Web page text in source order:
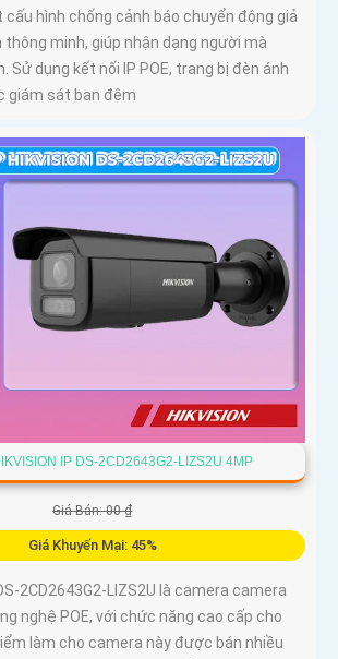
cấu hình chống cảnh báo chuyển động giả
minh, giúp nhận dạng người mà
Sử dụng kết nối IP POE, trang bị đèn ánh
giám sát ban đêm
IP DS-2CD2643G2-LIZS2U 4MP
Giá Bán: 00 ₫
Giá Khuyến Mại: 45%
2CD2643G2-LIZS2U là camera camera
nghệ POE, với chức năng cao cấp cho
làm cho camera này được bán nhiều